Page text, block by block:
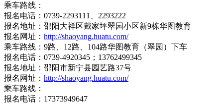
乘车路线：
报名电话：0739-2293111、2293222
报名地址：邵阳大祥区戴家坪翠园小区新9栋华图教育
报名网址： http://shaoyang.huatu.com/
乘车路线：9路、12路、104路华图教育（翠园）下车
报名电话：0739-4920345；13762499345
报名地址：邵阳市新宁县园艺路37号
报名网址： http://shaoyang.huatu.com/
乘车路线：
报名电话：17373949647